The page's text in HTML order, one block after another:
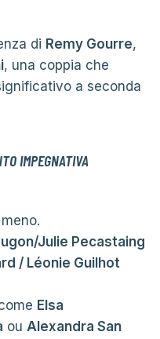
di Remy Gourre,
, una coppia che
a seconda
IMPEGNATIVA
Julie Pecastaing
/ Léonie Guilhot
Elsa
ou Alexandra San